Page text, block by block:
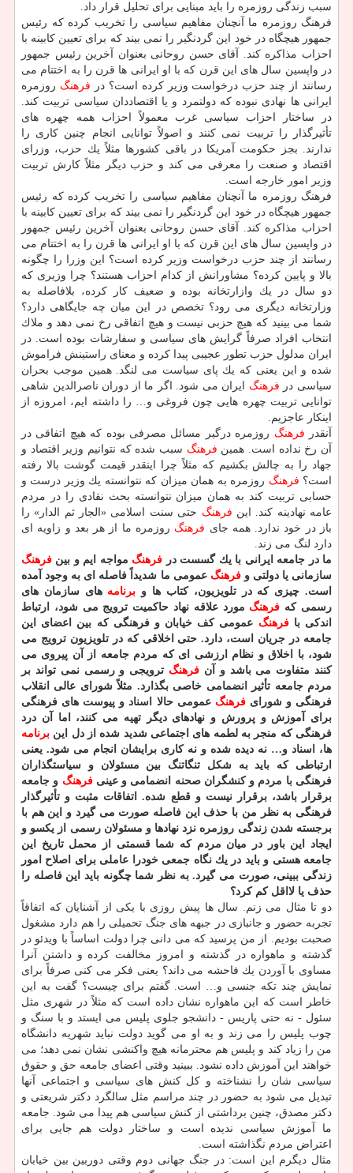
سبب زندگی روزمره را باید مبنایی برای تحلیل قرار داد.
فرهنگ روزمره ما آنچنان مفاهیم سیاسی را تخریب كرده كه رئیس
جمهور هیچگاه در خود این گردنگیر را نمی بیند كه برای تعیین كابینه با
احزاب مذاكره كند. آقای حسن روحانی بعنوان آخرین رئیس جمهور
در واپسین سال های این قرن كه با او ایرانی ها قرن را به اختتام می
رسانند از چند حزب درخواست وزیر كرده است؟ در فرهنگ روزمره
ایرانی ها نهادی نبوده كه دولتمرد و یا اقتصاددان سیاسی تربیت كند.
در ساختار احزاب سیاسی غرب معمولاً احزاب همه چهره های
تأثیرگذار را تربیت نمی كنند و اصولاً توانایی انجام چنین كاری را
ندارند. بجز حكومت آمریكا در باقی كشورها مثلاً یك حزب، وزرای
اقتصاد و صنعت را معرفی می كند و حزب دیگر مثلاً كارش تربیت
وزیر امور خارجه است.
فرهنگ روزمره ما آنچنان مفاهیم سیاسی را تخریب كرده كه رئیس
جمهور هیچگاه در خود این گردنگیر را نمی بیند كه برای تعیین كابینه با
احزاب مذاكره كند. آقای حسن روحانی بعنوان آخرین رئیس جمهور
در واپسین سال های این قرن كه با او ایرانی ها قرن را به اختتام می
رسانند از چند حزب درخواست وزیر كرده است؟ این وزرا را چگونه
بالا و پایین كرده؟ مشاورانش از كدام احزاب هستند؟ چرا وزیری كه
دو سال در یك وازارتخانه بوده و ضعیف كار كرده، بلافاصله به
وزارتخانه دیگری می رود؟ تخصص در این میان چه جایگاهی دارد؟
شما می بینید كه هیچ حزبی نیست و هیچ اتفاقی رخ نمی دهد و ملاك
انتخاب افراد صرفاً گرایش های سیاسی و سفارشات بوده است. در
ایران مدلول حزب تطور عجیبی پیدا كرده و معنای راستینش فراموش
شده و این یعنی كه یك پای سیاست می لنگد. همین موجب بحران
سیاسی در فرهنگ ایران می شود. اگر ما از دوران ناصرالدین شاهی
توانایی تربیت چهره هایی چون فروغی و… را داشته ایم، امروزه از
اینكار عاجزیم.
آنقدر فرهنگ روزمره درگیر مسائل مصرفی بوده كه هیچ اتفاقی در
آن رخ نداده است. همین فرهنگ سبب شده كه نتوانیم وزیر اقتصاد و
جهاد را به چالش بكشیم كه مثلاً چرا اینقدر قیمت گوشت بالا رفته
است؟ فرهنگ روزمره به همان میزان كه نتوانسته یك وزیر درست و
حسابی تربیت كند به همان میزان نتوانسته بحث نقادی را در مردم
عامه نهادینه كند. این فرهنگ حتی سنت اسلامی «الجار ثم الدار» را
باز در خود ندارد. همه جای فرهنگ روزمره ما از هر بعد و زاویه ای
دارد لنگ می زند.
ما در جامعه ایرانی با یك گسست در فرهنگ مواجه ایم و بین فرهنگ
سازمانی یا دولتی وفرهنگ عمومی ما شدیداً فاصله ای به وجود آمده
است. چیزی كه در تلویزیون، كتاب ها و برنامه های سازمان های
رسمی كه فرهنگ مورد علاقه نهاد حاكمیت ترویج می شود، ارتباط
اندكی بافرهنگ عمومی كف خیابان و فرهنگی كه بین اعضای این
جامعه در جریان است، دارد. حتی اخلاقی كه در تلویزیون ترویج می
شود، با اخلاق و نظام ارزشی ای كه مردم جامعه از آن پیروی می
كنند متفاوت می باشد و آن فرهنگ ترویجی و رسمی نمی تواند بر
مردم جامعه تأثیر انضمامی خاصی بگذارد. مثلاً شورای عالی انقلاب
فرهنگی و شورایفرهنگ عمومی حالا اسناد و پیوست های فرهنگی
برای آموزش و پرورش و نهادهای دیگر تهیه می كنند، اما آن درد
فرهنگی كه منجر به لطمه های اجتماعی شدید شده از دل این برنامه
ها، اسناد و… نه دیده شده و نه كاری برایشان انجام می شود. یعنی
ارتباطی كه باید به شكل تنگاتنگ بین مسئولان و سیاستگذاران
فرهنگی با مردم و كنشگران صحنه انضمامی و عینیفرهنگ و جامعه
برقرار باشد، برقرار نیست و قطع شده. اتفاقات مثبت و تأثیرگذار
فرهنگی به نظر من با حذف این فاصله صورت می گیرد و این هم با
برجسته شدن زندگی روزمره نزد نهادها و مسئولان رسمی از یكسو و
ایجاد این باور در میان مردم كه شما قسمتی از محمل تاریخ این
جامعه هستی و باید در یك نگاه جمعی خودرا عاملی برای اصلاح امور
زندگی ببینی، صورت می گیرد. به نظر شما چگونه باید این فاصله را
حذف یا لااقل كم كرد؟
دو تا مثال می زنم. سال ها پیش روزی با یكی از آشنایان كه اتفاقاً
تجربه حضور و جانبازی در جبهه های جنگ تحمیلی را هم دارد مشغول
صحبت بودیم. از من پرسید كه می دانی چرا دولت اساساً با ویدئو در
گذشته و ماهواره در گذشته و امروز مخالفت كرده و داشتن آنرا
مساوی با آوردن یك فاحشه می داند؟ یعنی فكر می كنی صرفاً برای
نمایش چند تكه جنسی و… است. گفتم برای چیست؟ گفت به این
خاطر است كه این ماهواره نشان داده است كه مثلاً در شهری مثل
سئول - نه حتی پاریس - دانشجو جلوی پلیس می ایستد و با سنگ و
چوب پلیس را می زند و به او می گوید دولت نباید شهریه دانشگاه
من را زیاد كند و پلیس هم محترمانه هیچ واكنشی نشان نمی دهد؛ می
خواهند این آموزش داده نشود. ببینید وقتی اعضای جامعه حق و حقوق
سیاسی شان را نشناخته و كل كنش های سیاسی و اجتماعی آنها
تبدیل می شود به حضور در چند مراسم مثل سالگرد دكتر شریعتی و
دكتر مصدق، چنین برداشتی از كنش سیاسی هم پیدا می شود. جامعه
ما آموزش سیاسی ندیده است و ساختار دولت هم جایی برای
اعتراض مردم نگذاشته است.
مثال دیگرم این است: در جنگ جهانی دوم وقتی دوربین بین خیابان